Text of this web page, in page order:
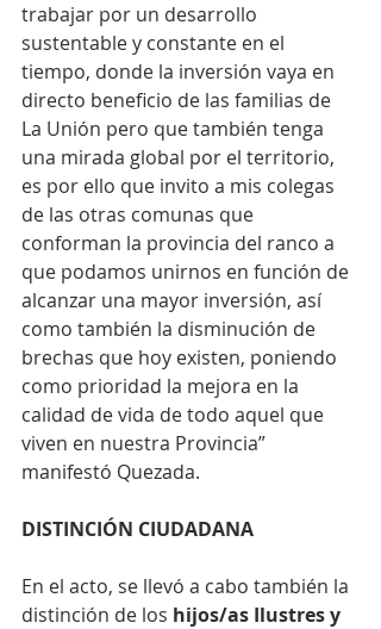
trabajar por un desarrollo
sustentable y constante en el
tiempo, donde la inversión vaya en
directo beneficio de las familias de
La Unión pero que también tenga
una mirada global por el territorio,
es por ello que invito a mis colegas
de las otras comunas que
conforman la provincia del ranco a
que podamos unirnos en función de
alcanzar una mayor inversión, así
como también la disminución de
brechas que hoy existen, poniendo
como prioridad la mejora en la
calidad de vida de todo aquel que
viven en nuestra Provincia”
manifestó Quezada.
DISTINCIÓN CIUDADANA
En el acto, se llevó a cabo también la
distinción de los hijos/as Ilustres y